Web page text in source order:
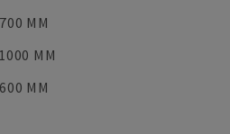
700 MM
1000 MM
600 MM